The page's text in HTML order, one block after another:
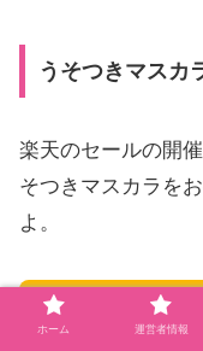
うそつきマスカ
楽天のセールの開
そつきマスカラを
よ。
楽天でお得に購入で
ホーム 運営者情報